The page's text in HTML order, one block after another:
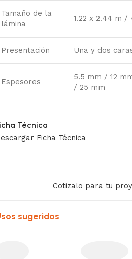
Tamaño de la
lámina
1.22 x 2.44 m
Presentación Una y dos
Espesores
5.5 mm / 12
/ 25 mm
Técnica
Ficha Técnica
Cotizalo para tu
sugeridos